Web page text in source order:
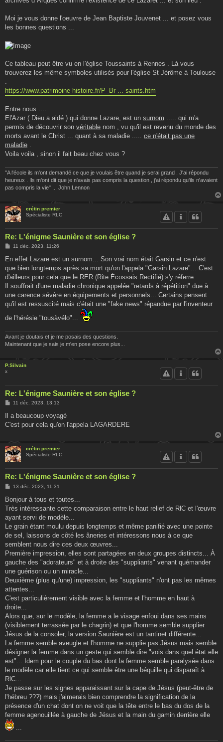
Moi je vous donne l'oeuvre de Jean Baptiste Jouvenet ... et posez vous
les bonnes questions ...
Ce tableau peut être vu en l'église Toussaints à Rennes . Là vous
trouverez les même symboles utilisés pour l'église St Jérôme à Toulouse
https://www.patrimoine-histoire.fr/P_Br ... saints.htm
Entre nous ....
El'Azar ( Dieu a aidé ) qui donne Lazare, est un surnom ..... qui m'a
permis de découvrir son véritable nom , vu qu'il est revenu du monde des
morts avant le Christ ... quant à sa maladie ..... ce n'était pas une
maladie
Voila voila , sinon il fait beau chez vous ?
"A l'école ils m'ont demandé ce que je voulais être quand je serai grand . J'ai répondu
heureux . Ils m'ont dit que je n'avais pas compris la question , j'ai répondu qu'ils n'avaient
pas compris la vie" ... John Lennon
crétin premier
Spécialiste RLC
Re: L'énigme Saunière et son église ?
M
s
a
g
11 déc. 2023, 11:26
En effet Lazare est un surnom... Son vrai nom était Garsin et ce n'est
que bien longtemps après sa mort qu'on l'appela "Garsin Lazare"... C'est
d'ailleurs pour cela que le RER (Rite Écossais Rectifié) s'y réferre...
Il souffrait d'une maladie chronique appelée "retards à répétition" due à
une carence sévère en équipements et personnels... Certains pensent
qu'il est ressuscité mais c'était une "fake news" répandue par l'inventeur
de l'hérésie "tousàvélo"...
Avant je doutais et je me posais des questions.
Maintenant que je sais je m'en pose encore plus...
P.Silvain
x
Re: L'énigme Saunière et son église ?
M
s
a
11 déc. 2023, 13:13
Il a beaucoup voyagé
C'est pour cela qu'on l'appela LAGARDERE
crétin premier
Spécialiste RLC
Re: L'énigme Saunière et son église ?
M
s
a
g
13 déc. 2023, 11:31
Bonjour à tous et toutes...
Très intéressante cette comparaison entre le haut relief de RlC et l'œuvre
ayant servi de modèle...
Le grain étant moulu depuis longtemps et même panifié avec une pointe
de sel, laissons de côté les âneries et intéressons nous à ce que
semblent nous dire ces deux œuvres...
Première impression, elles sont partagées en deux groupes distincts... À
gauche des "adorateurs" et à droite des "suppliants" venant quémander
une guérison ou un miracle...
Deuxième (plus qu'une) impression, les "suppliants" n'ont pas les mêmes
attentes...
C'est particulièrement visible avec la femme et l'homme en haut à
droite...
Alors que, sur le modèle, la femme a le visage enfoui dans ses mains
(visiblement terrassée par le chagrin) et que l'homme semble supplier
Jésus de la consoler, la version Saunière est un tantinet différente...
La femme semble aveugle et l'homme ne supplie pas Jésus mais semble
désigner la femme dans un geste qui semble dire "vois dans quel état elle
est"... Idem pour le couple du bas dont la femme semble paralysée dans
le modèle car elle tient ce qui semble être une béquille qui disparaît à
RlC...
Je passe sur les signes apparaissant sur la cape de Jésus (peut-être de
l'hébreu ???) mais j'aimerais bien comprendre la signification de la
présence d'un chat dont on ne voit que la tête entre le bas du dos de la
femme agenouillée à gauche de Jésus et la main du gamin derrière elle